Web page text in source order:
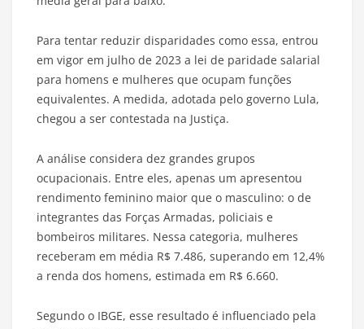
Para tentar reduzir disparidades como essa, entrou
em vigor em julho de 2023 a lei de paridade salarial
para homens e mulheres que ocupam funções
equivalentes. A medida, adotada pelo governo Lula,
chegou a ser contestada na Justiça.
A análise considera dez grandes grupos
ocupacionais. Entre eles, apenas um apresentou
rendimento feminino maior que o masculino: o de
integrantes das Forças Armadas, policiais e
bombeiros militares. Nessa categoria, mulheres
receberam em média R$ 7.486, superando em 12,4%
a renda dos homens, estimada em R$ 6.660.
Segundo o IBGE, esse resultado é influenciado pela